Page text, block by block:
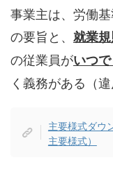
事業主は、労働
の要旨と、 就業
の従業員がいつ
く義務がある（違
主要様式ダウ
主要様式）